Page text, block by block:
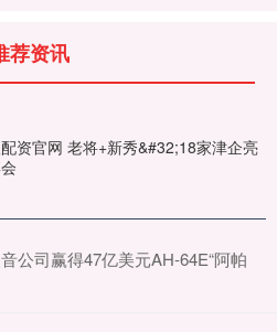
荐资讯
资官网 老将+新秀&#32;18家津企亮
公司赢得47亿美元AH-64E“阿帕